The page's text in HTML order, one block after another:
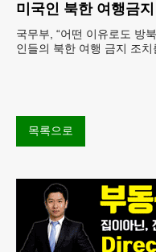
미국인 북한 여행금
국무부, “어떤 이유로도 방
인들의 북한 여행 금지 조치
목록으로